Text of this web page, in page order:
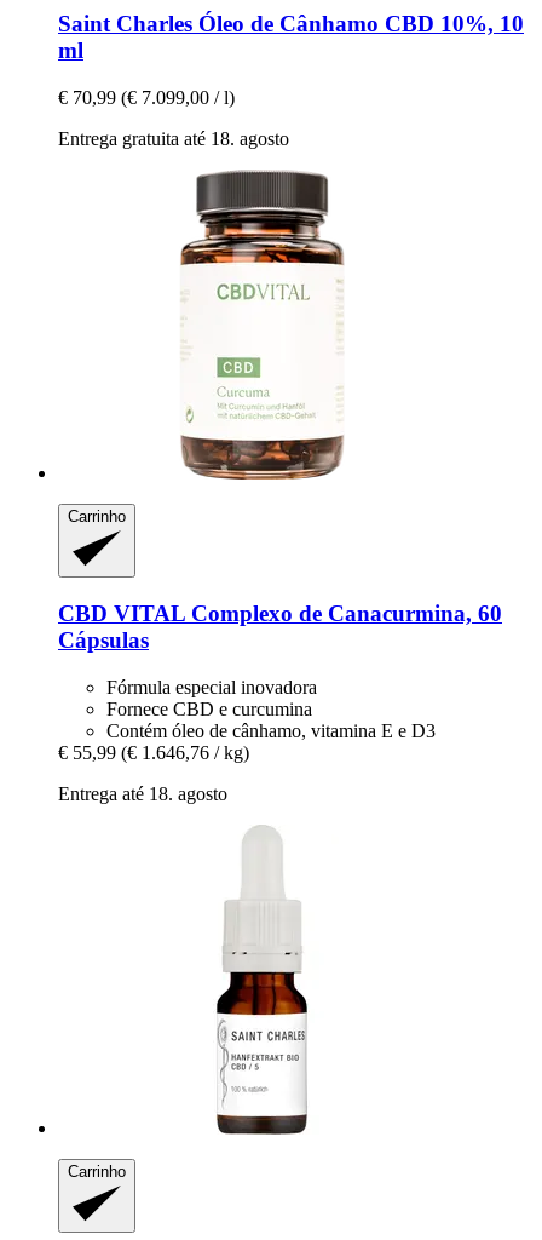
Saint Charles Óleo de Cânhamo CBD 10%, 10
ml
€ 70,99 (€ 7.099,00 / l)
Entrega gratuita até 18. agosto
Carrinho
CBD VITAL Complexo de Canacurmina, 60
Cápsulas
Fórmula especial inovadora
Fornece CBD e curcumina
Contém óleo de cânhamo, vitamina E e D3
€ 55,99 (€ 1.646,76 / kg)
Entrega até 18. agosto
Carrinho